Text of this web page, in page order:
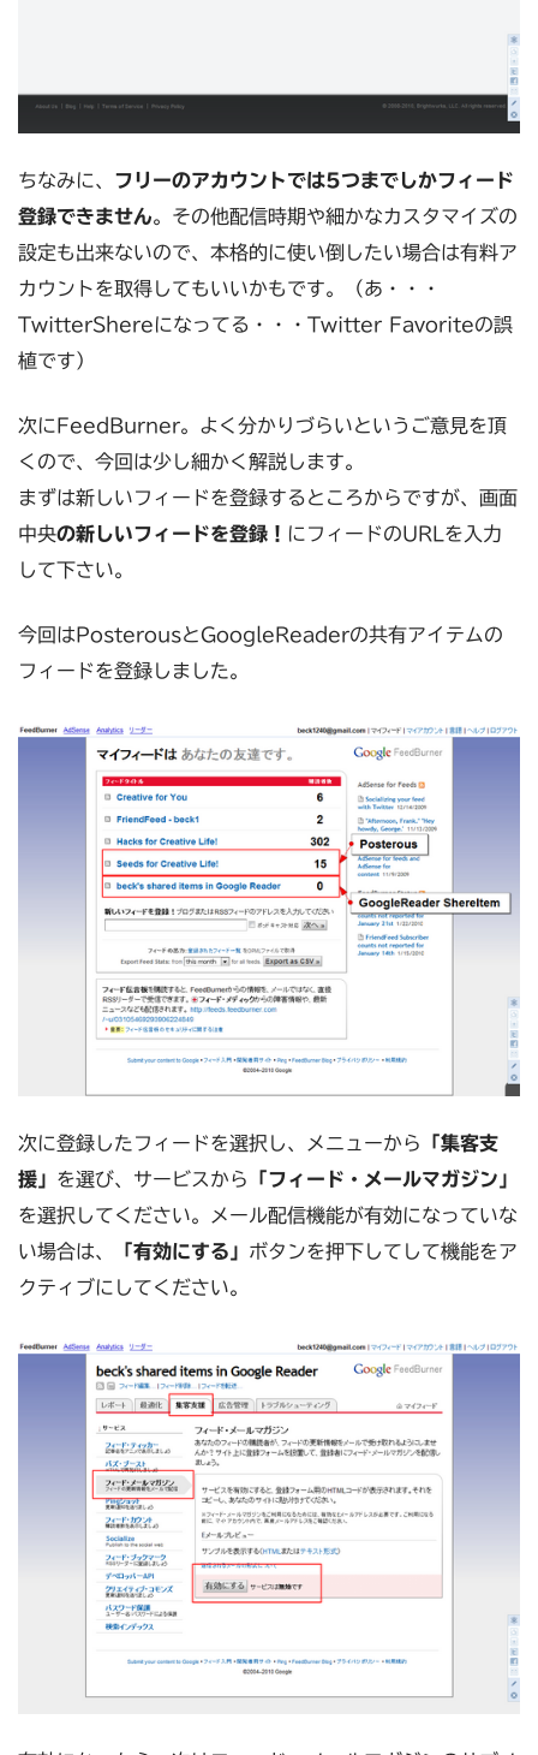
ちなみに、 フリーのアカウントでは5つまでしかフィード
登録できません。その他配信時期や細かなカスタマイズの
設定も出来ないので、本格的に使い倒したい場合は有料ア
カウントを取得してもいいかもです。（あ・・・
TwitterShereになってる・・・Twitter Favoriteの誤
植です）
次にFeedBurner。よく分かりづらいというご意見を頂
くので、今回は少し細かく解説します。
まずは新しいフィードを登録するところからですが、画面
中央の新しいフィードを登録！ にフィードのURLを入力
して下さい。
今回はPosterousとGoogleReaderの共有アイテムの
フィードを登録しました。
次に登録したフィードを選択し、メニューから
「集客支
援」 を選び、サービスから
「フィード・メールマガジン」
を選択してください。メール配信機能が有効になっていな
い場合は、
「有効にする」 ボタンを押下してして機能をア
クティブにしてください。